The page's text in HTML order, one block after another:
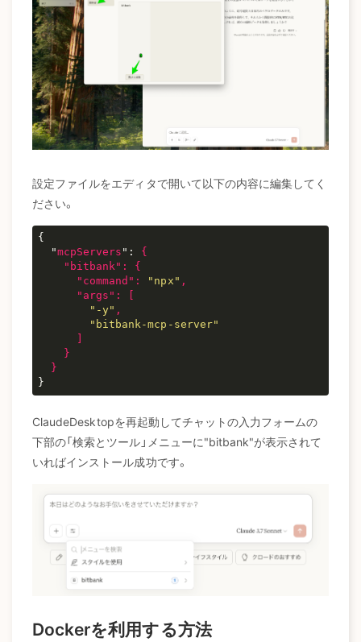
設定ファイルをエディタで開いて以下の内容に編集してく
ださい。
{
  "
mcpServers ": {
    "
bitbank": {
      "
command ": "npx" ,
      "
args ":
"-y" ,
"bitbank-mcp-server"
}
ClaudeDesktopを再起動してチャットの入力フォームの
下部の「検索とツール」メニューに"bitbank"が表示されて
いればインストール成功です。
Dockerを利用する方法